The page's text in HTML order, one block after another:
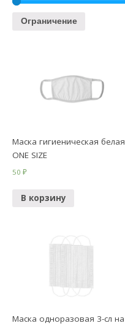
Ограничение
Маска гигиеническая белая
ONE SIZE
50₽
В корзину
Маска одноразовая 3-сл на